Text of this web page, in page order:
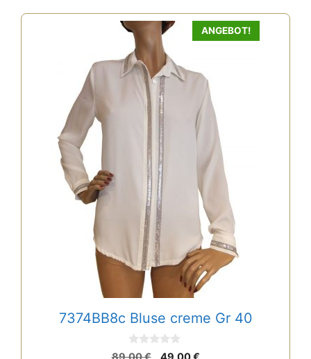
ANGEBOT!
7374BB8c Bluse creme Gr 40
0
Ursprünglicher
Aktueller